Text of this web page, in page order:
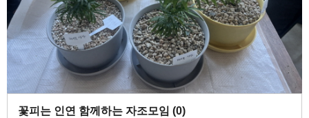
꽃피는 인연 함께하는 자조모임 (0)